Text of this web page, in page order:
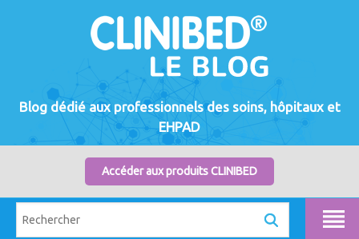
Accéder aux produits CLINIBED
Blog dédié aux professionnels des soins, hôpitaux et
EHPAD